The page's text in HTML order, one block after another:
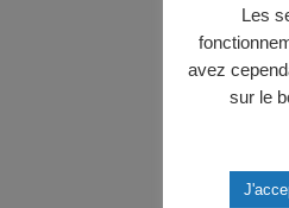
les
Les
avez
sur le